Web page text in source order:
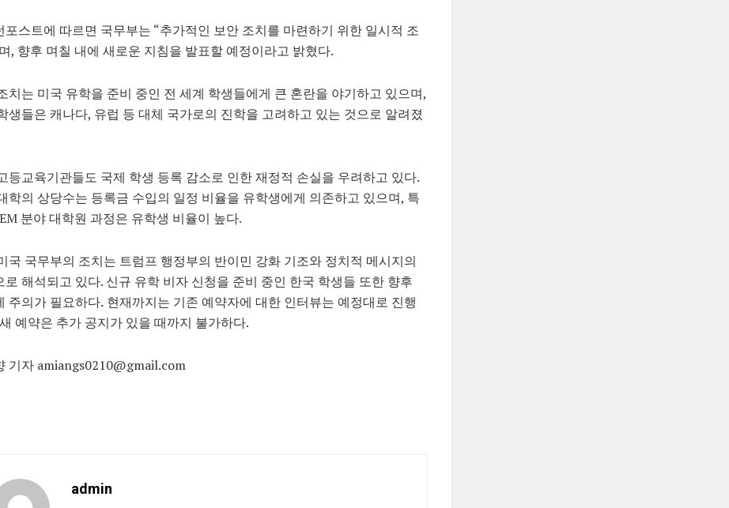
포스트에 따르면 국무부는 “추가적인 보안 조치를 마련하기 위한 일시적 조
, 향후 며칠 내에 새로운 지침을 발표할 예정이라고 밝혔다.
치는 미국 유학을 준비 중인 전 세계 학생들에게 큰 혼란을 야기하고 있으며,
생들은 캐나다, 유럽 등 대체 국가로의 진학을 고려하고 있는 것으로 알려졌
등교육기관들도 국제 학생 등록 감소로 인한 재정적 손실을 우려하고 있다.
학의 상당수는 등록금 수입의 일정 비율을 유학생에게 의존하고 있으며, 특
분야 대학원 과정은 유학생 비율이 높다.
국 국무부의 조치는 트럼프 행정부의 반이민 강화 기조와 정치적 메시지의
로 해석되고 있다. 신규 유학 비자 신청을 준비 중인 한국 학생들 또한 향후
주의가 필요하다. 현재까지는 기존 예약자에 대한 인터뷰는 예정대로 진행
예약은 추가 공지가 있을 때까지 불가하다.
기자 amiangs0210@gmail.com
admin